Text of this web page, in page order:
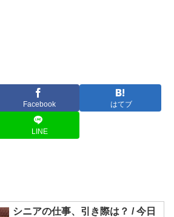
Facebook はてブ
LINE
シニアの仕事、引き際は？ / 今日